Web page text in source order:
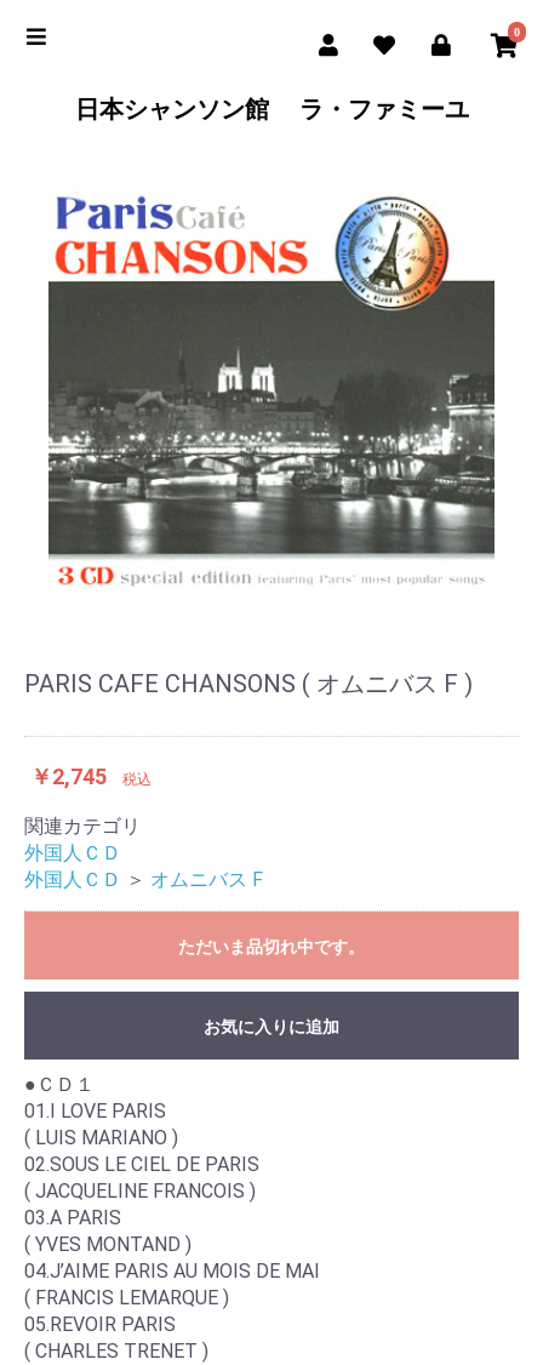
0
日本シャンソン館 ラ・ファミーユ
PARIS CAFE CHANSONS ( オムニバス F )
￥2,745 税込
関連カテゴリ
外国人ＣＤ
外国人ＣＤ ＞ オムニバス F
ただいま品切れ中です。
お気に入りに追加
●ＣＤ１
01.I LOVE PARIS
( LUIS MARIANO )
02.SOUS LE CIEL DE PARIS
( JACQUELINE FRANCOIS )
03.A PARIS
( YVES MONTAND )
04.J’AIME PARIS AU MOIS DE MAI
( FRANCIS LEMARQUE )
05.REVOIR PARIS
( CHARLES TRENET )